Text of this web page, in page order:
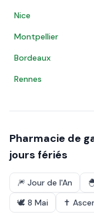
Nice
Montpellier
Bordeaux
Rennes
Pharmacie de
jours fériés
🎆 Jour de l'An
🕊️ 8 Mai ✝️